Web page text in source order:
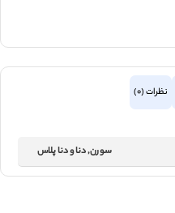
نظرات (0)
سورن,دنا و دنا پلاس